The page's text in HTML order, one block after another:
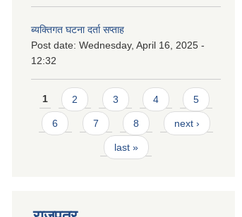
ब्यक्तिगत घटना दर्ता सप्ताह
Post date: Wednesday, April 16, 2025 -
12:32
Pages
1 2 3 4 5
6 7 8 next ›
last »